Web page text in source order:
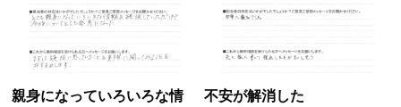
親身になっていろいろな情
不安が解消した